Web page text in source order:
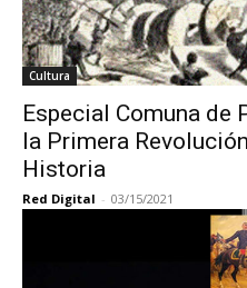
Cultura
Especial Comuna de
la Primera
Historia
Red Digital - 03/15/2021